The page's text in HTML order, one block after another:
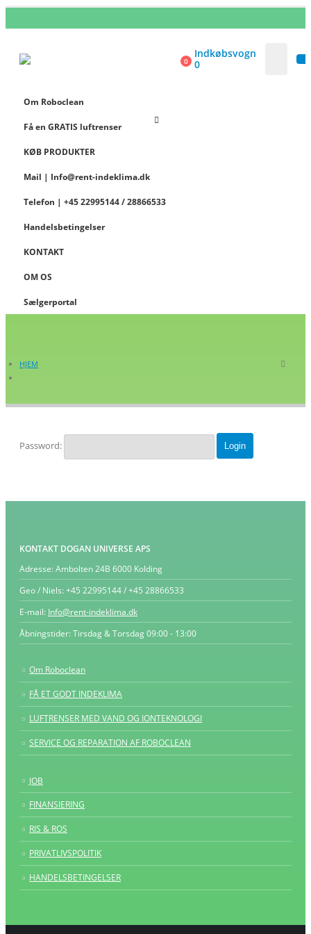
0
Indkøbsvogn
0
Om Roboclean
Få en GRATIS luftrenser
KØB PRODUKTER
Mail | Info@rent-indeklima.dk
Telefon | +45 22995144 / 28866533
Handelsbetingelser
KONTAKT
OM OS
Sælgerportal
HJEM
Password:
KONTAKT DOGAN UNIVERSE APS
Adresse:Ambolten 24B 6000 Kolding
Geo / Niels:+45 22995144 / +45 28866533
E-mail: Info@rent-indeklima.dk
Åbningstider:Tirsdag & Torsdag 09:00 - 13:00
Om Roboclean
FÅ ET GODT INDEKLIMA
LUFTRENSER MED VAND OG IONTEKNOLOGI
SERVICE OG REPARATION AF ROBOCLEAN
JOB
FINANSIERING
RIS & ROS
PRIVATLIVSPOLITIK
HANDELSBETINGELSER